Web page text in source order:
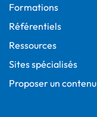
Formations
Référentiels
Ressources
Sites spécialisés
Proposer un contenu